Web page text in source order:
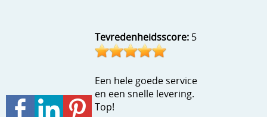
Tevredenheidsscore: 5
Een hele goede service
en een snelle levering.
Top!